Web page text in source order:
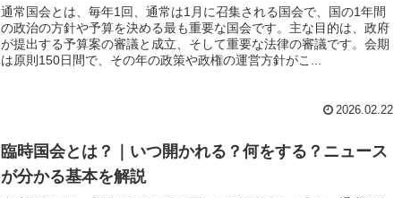
通常国会とは、毎年1回、通常は1月に召集される国会で、国の1年間
の政治の方針や予算を決める最も重要な国会です。主な目的は、政府
が提出する予算案の審議と成立、そして重要な法律の審議です。会期
は原則150日間で、その年の政策や政権の運営方針がこ...
2026.02.22
臨時国会とは？｜いつ開かれる？何をする？ニュース
が分かる基本を解説